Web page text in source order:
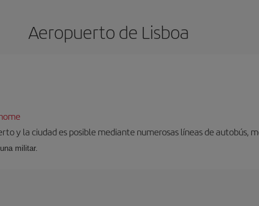
Aeropuerto de Lisboa
y la ciudad es posible mediante numerosas líneas de autobús,
militar.